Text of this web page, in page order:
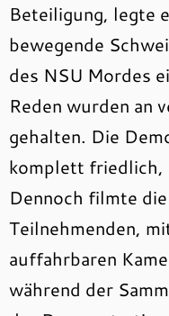
Beteiligung, legte
bewegende
des NSU Mordes
Reden wurden an
gehalten. Die
komplett friedlich,
Dennoch filmte
Teilnehmenden,
auffahrbaren
während der